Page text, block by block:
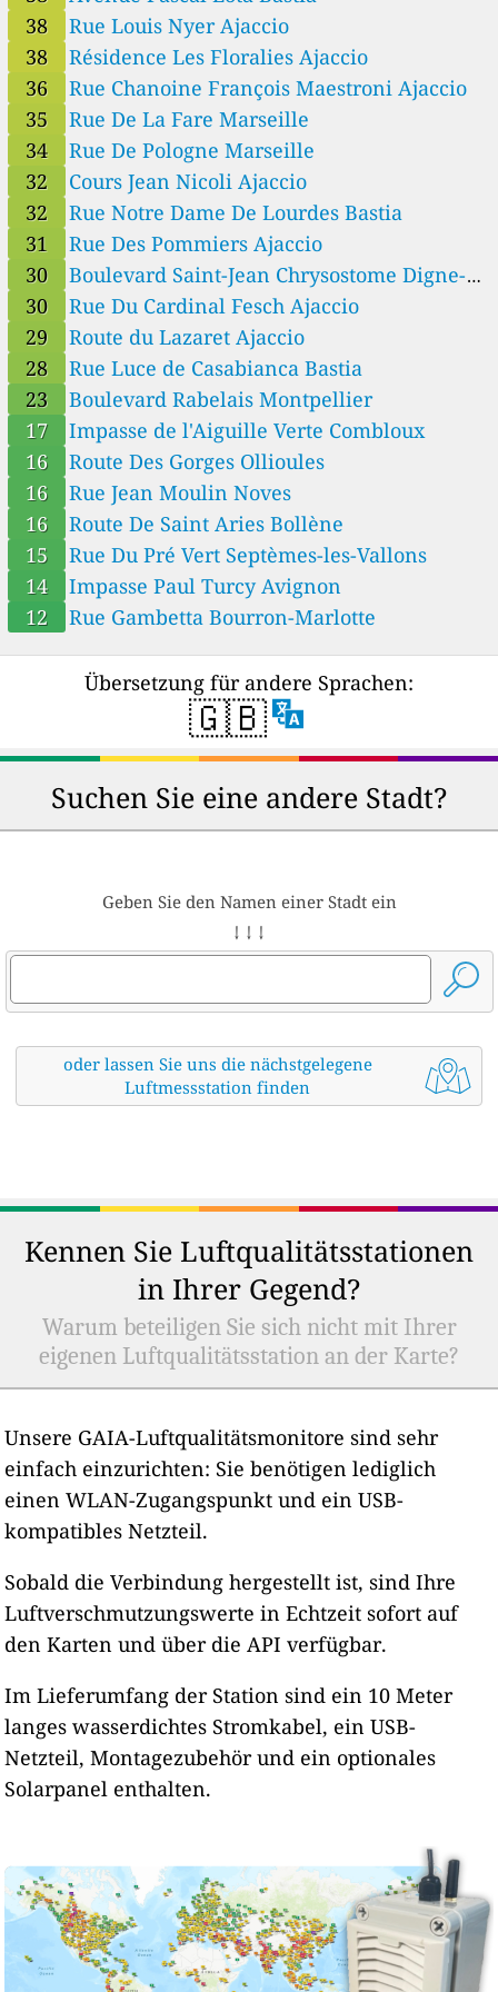
52
Rue Paradis, Marseille, France
Rue Saint-François, Bastia, France
Rue de Beer Sheva, Lyon, France
59 Tage
Rue de la Motte, Le Petit-Quevilly, France
Rue de la Motte, Le Petit-Quevilly, France
Rue des Bleuets, Bessoncourt, France
Rue du Stade Henri Monnier, Morvillars, France
Ruelle De l’Ecole, Valbonne, France
45
Résidence Les Floralies, Ajaccio, France
38
Rue Louis Nyer Ajaccio
38
Résidence Les Floralies Ajaccio
36
Rue Chanoine François Maestroni Ajaccio
35
Rue De La Fare Marseille
34
Rue De Pologne Marseille
32
Cours Jean Nicoli Ajaccio
32
Rue Notre Dame De Lourdes Bastia
31
Rue Des Pommiers Ajaccio
30
Boulevard Saint-Jean Chrysostome Digne-
les-Bains
30
Rue Du Cardinal Fesch Ajaccio
29
Route du Lazaret Ajaccio
28
Rue Luce de Casabianca Bastia
23
Boulevard Rabelais Montpellier
17
Impasse de l'Aiguille Verte Combloux
16
Route Des Gorges Ollioules
16
Rue Jean Moulin Noves
16
Route De Saint Aries Bollène
15
Rue Du Pré Vert Septèmes-les-Vallons
14
Impasse Paul Turcy Avignon
12
Rue Gambetta Bourron-Marlotte
Übersetzung für andere Sprachen:
🇬🇧
Suchen Sie eine andere Stadt?
Geben Sie den Namen einer Stadt ein
↓ ↓ ↓
oder lassen Sie uns die nächstgelegene
Luftmessstation finden
Kennen Sie Luftqualitätsstationen
in Ihrer Gegend?
Warum beteiligen Sie sich nicht mit Ihrer
eigenen Luftqualitätsstation an der Karte?
Unsere GAIA-Luftqualitätsmonitore sind sehr
einfach einzurichten: Sie benötigen lediglich
einen WLAN-Zugangspunkt und ein USB-
kompatibles Netzteil.
Sobald die Verbindung hergestellt ist, sind Ihre
Luftverschmutzungswerte in Echtzeit sofort auf
den Karten und über die API verfügbar.
Im Lieferumfang der Station sind ein 10 Meter
langes wasserdichtes Stromkabel, ein USB-
Netzteil, Montagezubehör und ein optionales
Solarpanel enthalten.